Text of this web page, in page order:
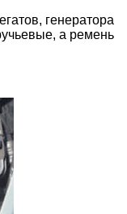
генератора
а ремень